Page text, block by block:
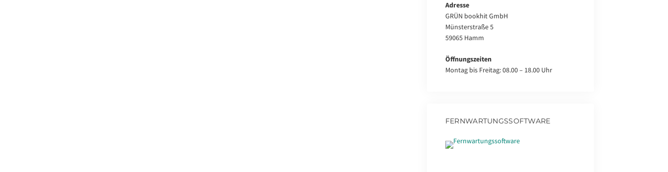
Adresse
GRÜN bookhit GmbH
Münsterstraße 5
59065 Hamm
Öffnungszeiten
Montag bis Freitag: 08.00 – 18.00 Uhr
FERNWARTUNGSSOFTWARE